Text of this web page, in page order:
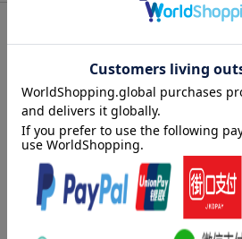
条件達成で楽天限定・宝塚歌劇 宙組
が当たる
2026年05月13日
刊行形態 月刊
サイズ B5
楽天ブックス雑誌
コード
JAN 4912047930669
この雑誌の他の